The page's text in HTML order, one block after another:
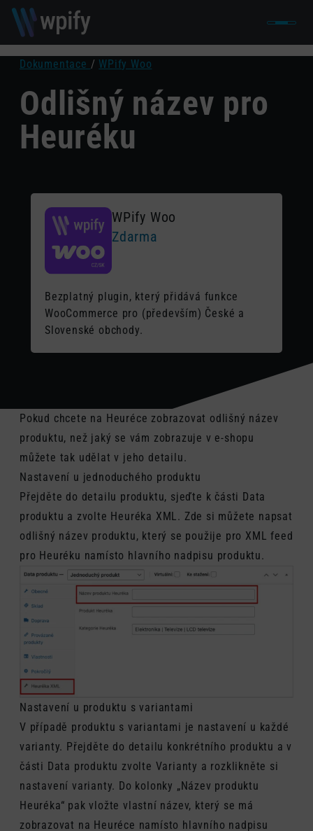
Dokumentace / WPify Woo
Odlišný název pro
Heuréku
WPify Woo
Zdarma
Bezplatný plugin, který přidává funkce
WooCommerce pro (především) České a
Slovenské obchody.
Pokud chcete na Heuréce zobrazovat odlišný název
produktu, než jaký se vám zobrazuje v e-shopu
můžete tak udělat v jeho detailu.
Nastavení u jednoduchého produktu
Přejděte do detailu produktu, sjeďte k části Data
produktu a zvolte Heuréka XML. Zde si můžete napsat
odlišný název produktu, který se použije pro XML feed
pro Heuréku namísto hlavního nadpisu produktu.
Nastavení u produktu s variantami
V případě produktu s variantami je nastavení u každé
varianty. Přejděte do detailu konkrétního produktu a v
části Data produktu zvolte Varianty a rozklikněte si
nastavení varianty. Do kolonky „Název produktu
Heuréka“ pak vložte vlastní název, který se má
zobrazovat na Heuréce namísto hlavního nadpisu